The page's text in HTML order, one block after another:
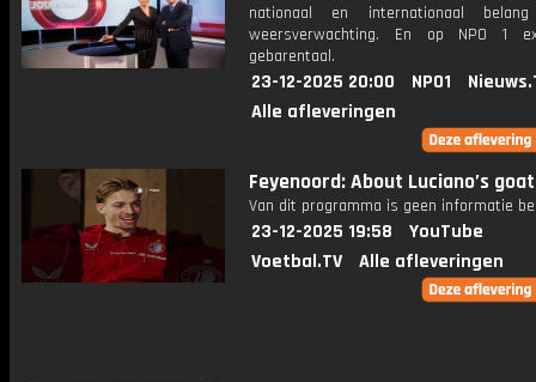
nationaal en internationaal
weersverwachting. En op NPO 1
gebarentaal.
23-12-2025 20:00 NPO1
Alle afleveringen
Feyenoord: About Luciano’s
Van dit programma is geen informatie
23-12-2025 19:58
YouTube
Voetbal.TV
Alle afleveringen